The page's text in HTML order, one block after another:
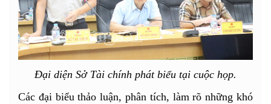
Đại diện Sở Tài chính phát biểu tại cuộc họp.
Các đại biểu thảo luận, phân tích, làm rõ những khó